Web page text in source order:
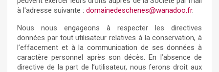
à l'adresse suivante : domainedeschenes@wanadoo.fr.
Nous nous engageons à respecter les directives
données par tout utilisateur relatives à la conservation, à
l’effacement et à la communication de ses données à
caractère personnel après son décès. En l’absence de
directive de la part de l’utilisateur, nous ferons droit aux